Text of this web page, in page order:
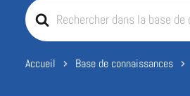
Rechercher
Accueil Base de connaissances